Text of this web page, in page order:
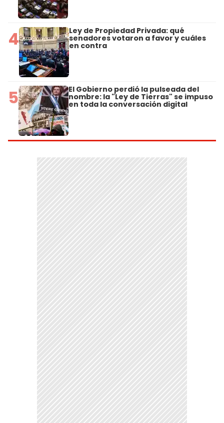
4 Ley de Propiedad Privada: qué
senadores votaron a favor y cuáles
en contra
5 El Gobierno perdió la pulseada del
nombre: la "Ley de Tierras" se impuso
en toda la conversación digital